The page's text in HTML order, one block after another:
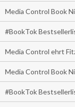
Media Control Book
#BookTok
Media Control ehrt
Media Control Book
#BookTok